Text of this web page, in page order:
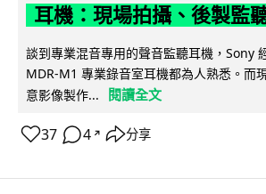
耳機：現場拍攝、後製監
談到專業混音專用的聲音監聽耳機，Sony
MDR-M1 專業錄音室耳機都為人熟悉。而
意影像製作...
閱讀全文
37 4 ↗ 分享